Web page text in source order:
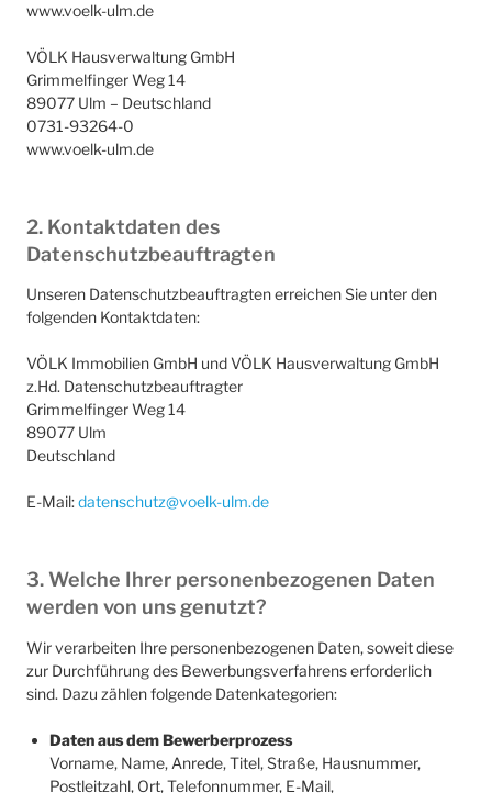
www.voelk-ulm.de
VÖLK Hausverwaltung GmbH
Grimmelfinger Weg 14
89077 Ulm – Deutschland
0731-93264-0
www.voelk-ulm.de
2. Kontaktdaten des
Datenschutzbeauftragten
Unseren Datenschutzbeauftragten erreichen Sie unter den
folgenden Kontaktdaten:
VÖLK Immobilien GmbH und VÖLK Hausverwaltung GmbH
z.Hd. Datenschutzbeauftragter
Grimmelfinger Weg 14
89077 Ulm
Deutschland
E-Mail:datenschutz@voelk-ulm.de
3. Welche Ihrer personenbezogenen Daten
werden von uns genutzt?
Wir verarbeiten Ihre personenbezogenen Daten, soweit diese
zur Durchführung des Bewerbungsverfahrens erforderlich
sind. Dazu zählen folgende Datenkategorien:
Daten aus dem Bewerberprozess
Vorname, Name, Anrede, Titel, Straße, Hausnummer,
Postleitzahl, Ort, Telefonnummer, E-Mail,